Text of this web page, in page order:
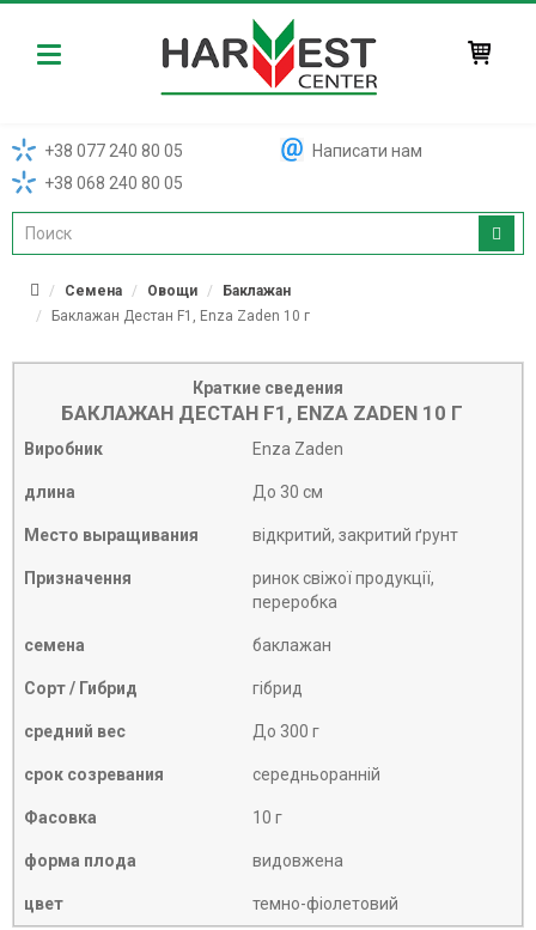
Harvest
+38 077 240 80 05
+38 068 240 80 05
Написати нам
Семена Овощи
Баклажан
Баклажан Дестан F1, Enza Zaden 10 г
Краткие сведения
БАКЛАЖАН ДЕСТАН F1, ENZA ZADEN 10 Г
Виробник Enza Zaden
длина До 30 см
Место выращивания відкритий, закритий ґрунт
Призначення
ринок свіжої продукції,
переробка
семена баклажан
Сорт / Гибрид гібрид
средний вес До 300 г
срок созревания середньоранній
Фасовка 10 г
форма плода видовжена
цвет темно-фіолетовий